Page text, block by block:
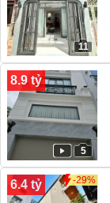
11
8.9 tỷ
5
6.4 tỷ -29%